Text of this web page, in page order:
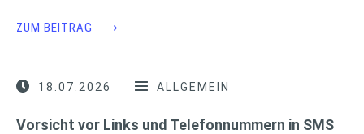
ZUM BEITRAG ⟶
18.07.2026 ALLGEMEIN
Vorsicht vor Links und Telefonnummern in SMS